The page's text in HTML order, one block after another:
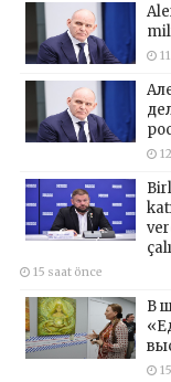
15 saat önce
В